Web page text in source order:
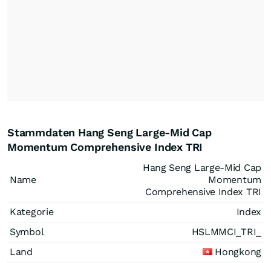
Stammdaten Hang Seng Large-Mid Cap
Momentum Comprehensive Index TRI
Name
Hang Seng Large-Mid Cap
Momentum
Comprehensive Index TRI
Kategorie
Index
Symbol
HSLMMCI_TRI_
Land
Hongkong